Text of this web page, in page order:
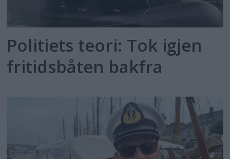
Politiets teori: Tok igjen
fritidsbåten bakfra